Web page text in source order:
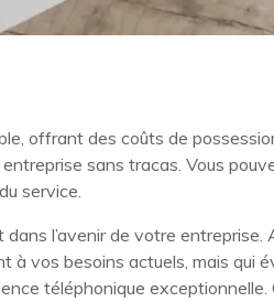
offrant des coûts de
sans tracas. Vous
service.
l’avenir de votre
à vos besoins actuels, mais qui
téléphonique